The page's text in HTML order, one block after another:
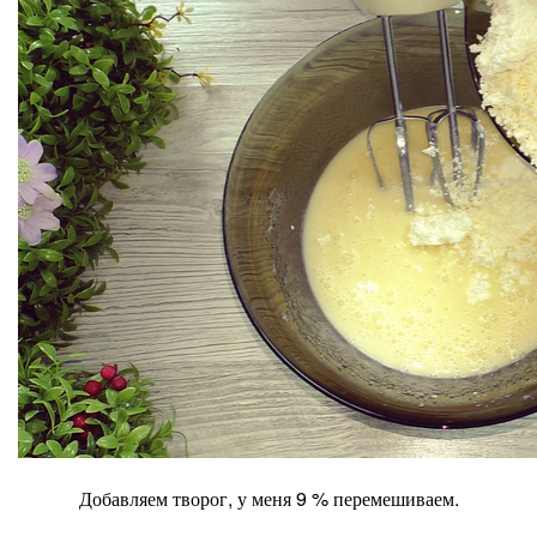
Добавляем творог, у меня 9 % перемешиваем.